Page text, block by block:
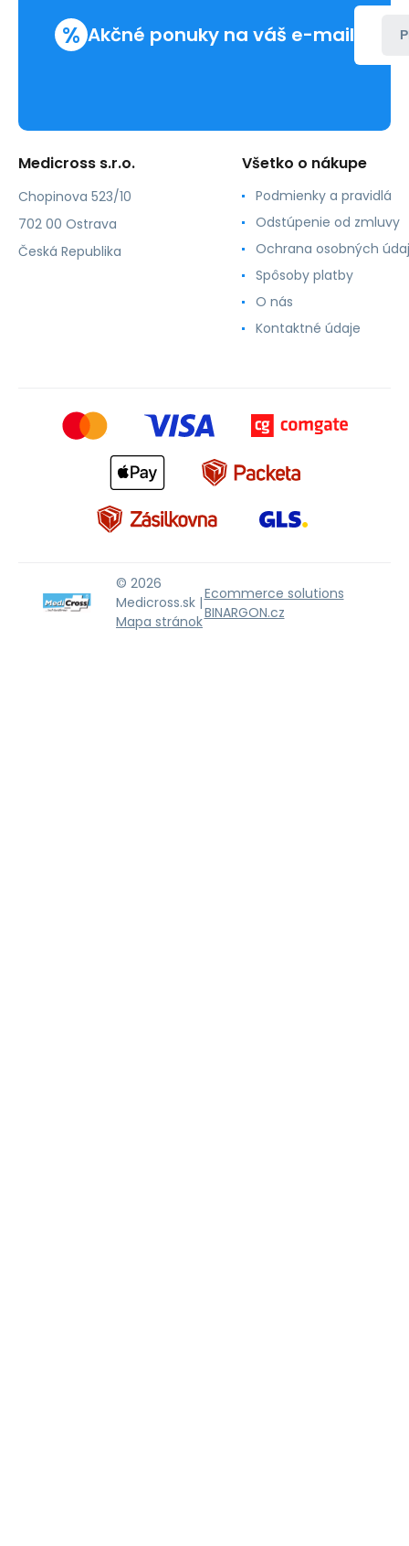
% Akčné ponuky na váš e-mail
Medicross s.r.o.
Chopinova 523/10
702 00 Ostrava
Česká Republika
Všetko o nákupe
Podmienky a pravidlá
Odstúpenie od zmluvy
Ochrana osobných
Spôsoby platby
O nás
Kontaktné údaje
© 2026
Medicross.sk |
Mapa stránok
Ecommerce solutions
BINARGON.cz